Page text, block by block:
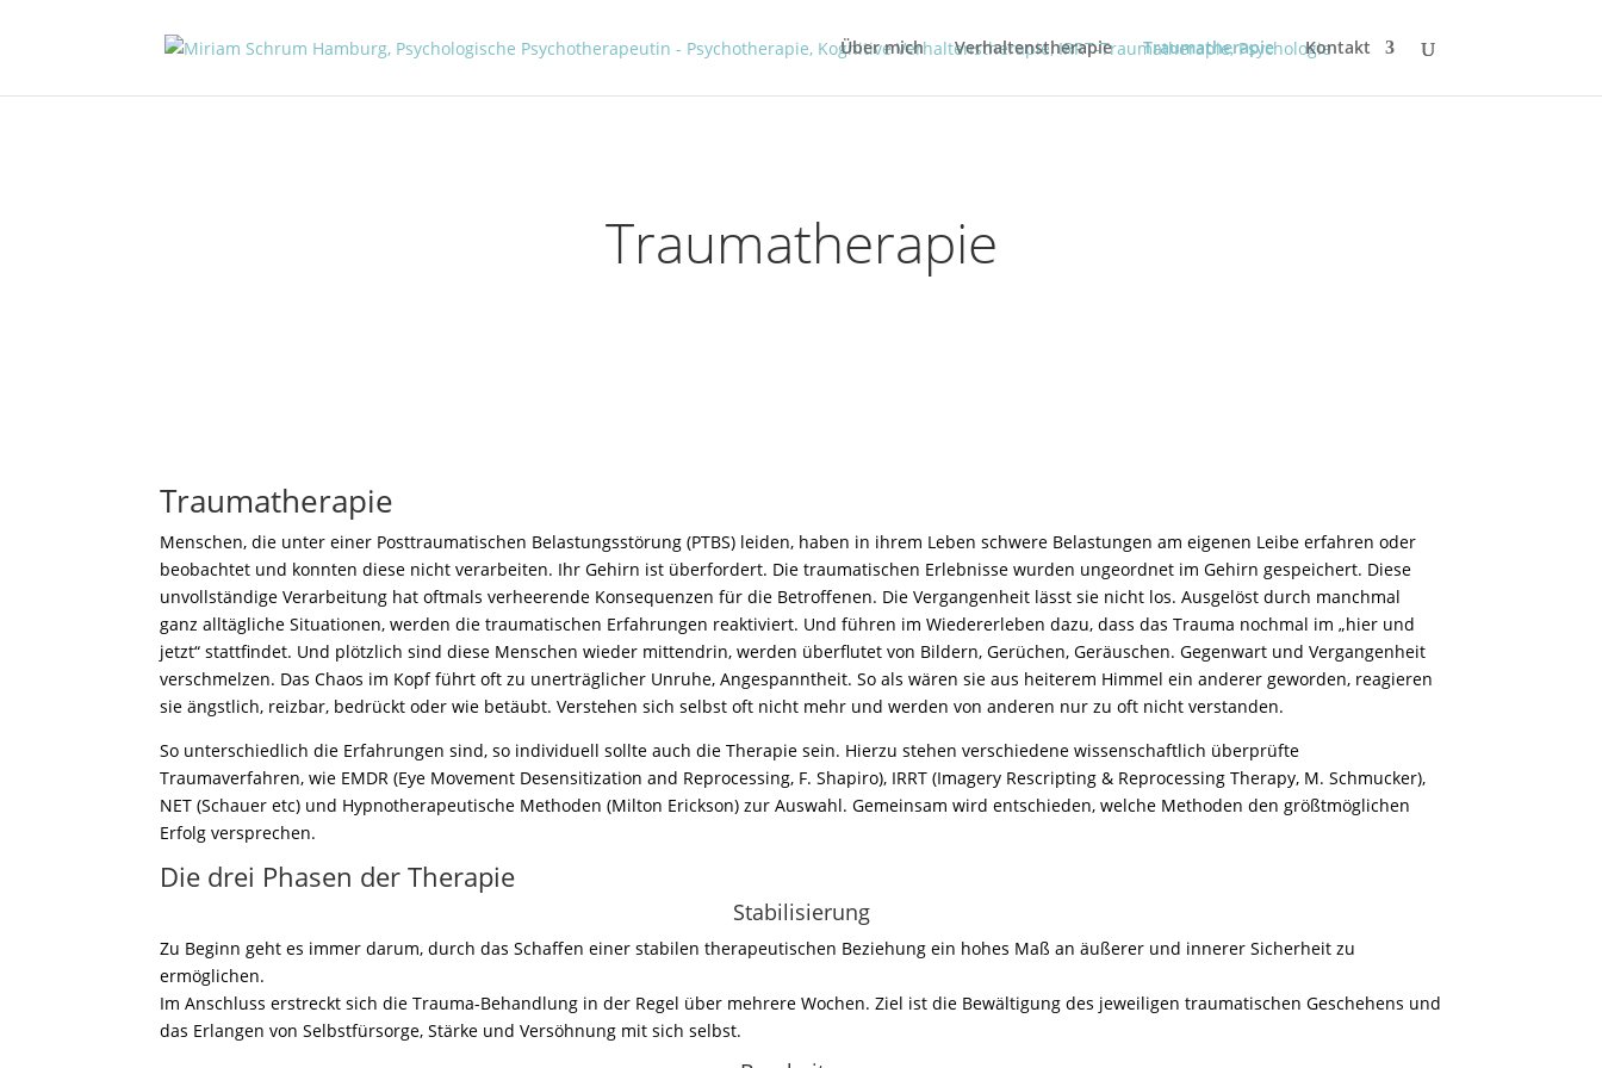
Über mich Verhaltenstherapie Traumatherapie Kontakt
Traumatherapie
Traumatherapie
Menschen, die unter einer Posttraumatischen Belastungsstörung (PTBS) leiden, haben in ihrem Leben schwere Belastungen am eigenen Leibe erfahren oder
beobachtet und konnten diese nicht verarbeiten. Ihr Gehirn ist überfordert. Die traumatischen Erlebnisse wurden ungeordnet im Gehirn gespeichert. Diese
unvollständige Verarbeitung hat oftmals verheerende Konsequenzen für die Betroffenen. Die Vergangenheit lässt sie nicht los. Ausgelöst durch manchmal
ganz alltägliche Situationen, werden die traumatischen Erfahrungen reaktiviert. Und führen im Wiedererleben dazu, dass das Trauma nochmal im „hier und
jetzt“ stattfindet. Und plötzlich sind diese Menschen wieder mittendrin, werden überflutet von Bildern, Gerüchen, Geräuschen. Gegenwart und Vergangenheit
verschmelzen. Das Chaos im Kopf führt oft zu unerträglicher Unruhe, Angespanntheit. So als wären sie aus heiterem Himmel ein anderer geworden, reagieren
sie ängstlich, reizbar, bedrückt oder wie betäubt. Verstehen sich selbst oft nicht mehr und werden von anderen nur zu oft nicht verstanden.
So unterschiedlich die Erfahrungen sind, so individuell sollte auch die Therapie sein. Hierzu stehen verschiedene wissenschaftlich überprüfte
Traumaverfahren, wie EMDR (Eye Movement Desensitization and Reprocessing, F. Shapiro), IRRT (Imagery Rescripting & Reprocessing Therapy, M. Schmucker),
NET (Schauer etc) und Hypnotherapeutische Methoden (Milton Erickson) zur Auswahl. Gemeinsam wird entschieden, welche Methoden den größtmöglichen
Erfolg versprechen.
Die drei Phasen der Therapie
Stabilisierung
Zu Beginn geht es immer darum, durch das Schaffen einer stabilen therapeutischen Beziehung ein hohes Maß an äußerer und innerer Sicherheit zu
ermöglichen.
Im Anschluss erstreckt sich die Trauma-Behandlung in der Regel über mehrere Wochen. Ziel ist die Bewältigung des jeweiligen traumatischen Geschehens und
das Erlangen von Selbstfürsorge, Stärke und Versöhnung mit sich selbst.